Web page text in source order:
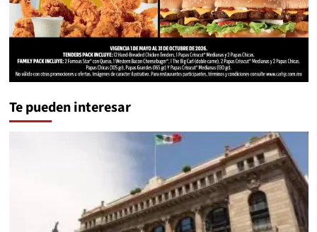
Te pueden interesar